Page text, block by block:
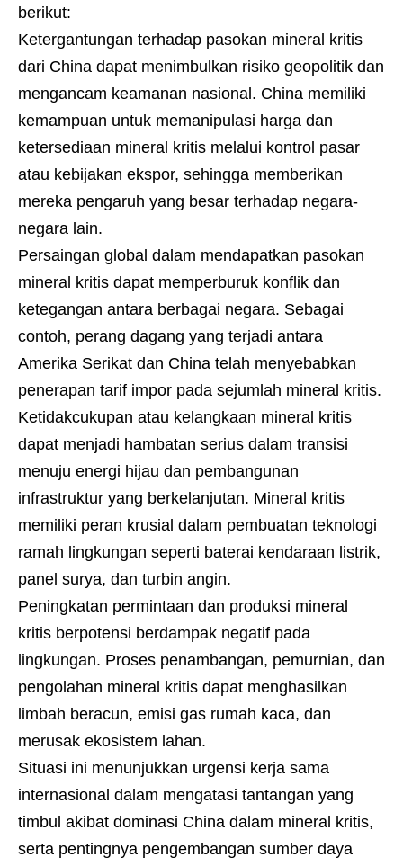
berikut:
Ketergantungan terhadap pasokan mineral kritis
dari China dapat menimbulkan risiko geopolitik dan
mengancam keamanan nasional. China memiliki
kemampuan untuk memanipulasi harga dan
ketersediaan mineral kritis melalui kontrol pasar
atau kebijakan ekspor, sehingga memberikan
mereka pengaruh yang besar terhadap negara-
negara lain.
Persaingan global dalam mendapatkan pasokan
mineral kritis dapat memperburuk konflik dan
ketegangan antara berbagai negara. Sebagai
contoh, perang dagang yang terjadi antara
Amerika Serikat dan China telah menyebabkan
penerapan tarif impor pada sejumlah mineral kritis.
Ketidakcukupan atau kelangkaan mineral kritis
dapat menjadi hambatan serius dalam transisi
menuju energi hijau dan pembangunan
infrastruktur yang berkelanjutan. Mineral kritis
memiliki peran krusial dalam pembuatan teknologi
ramah lingkungan seperti baterai kendaraan listrik,
panel surya, dan turbin angin.
Peningkatan permintaan dan produksi mineral
kritis berpotensi berdampak negatif pada
lingkungan. Proses penambangan, pemurnian, dan
pengolahan mineral kritis dapat menghasilkan
limbah beracun, emisi gas rumah kaca, dan
merusak ekosistem lahan.
Situasi ini menunjukkan urgensi kerja sama
internasional dalam mengatasi tantangan yang
timbul akibat dominasi China dalam mineral kritis,
serta pentingnya pengembangan sumber daya